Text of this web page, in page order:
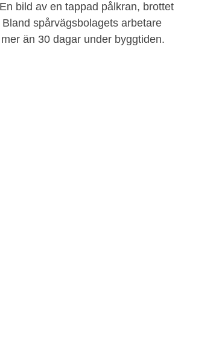
bild av en tappad pålkran, brottet
spårvägsbolagets arbetare
än 30 dagar under byggtiden.